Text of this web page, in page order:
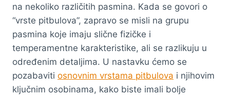
na nekoliko različitih pasmina. Kada se govori o
“vrste pitbulova”, zapravo se misli na grupu
pasmina koje imaju slične fizičke i
temperamentne karakteristike, ali se razlikuju u
određenim detaljima. U nastavku ćemo se
pozabaviti osnovnim vrstama pitbulova i njihovim
ključnim osobinama, kako biste imali bolje